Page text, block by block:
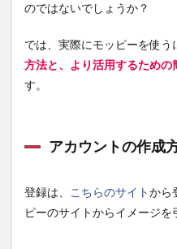
のではないでしょうか？
では、実際にモッピーを使う
方法と、より活用するための
す。
アカウントの作成
登録は、 こちらのサイトから
ピーのサイトからイメージを